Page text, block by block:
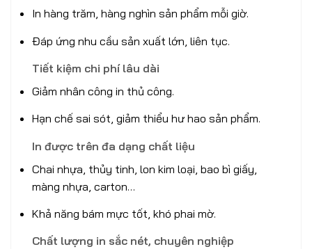
In hàng trăm, hàng nghìn sản phẩm mỗi giờ.
Đáp ứng nhu cầu sản xuất lớn, liên tục.
Tiết kiệm chi phí lâu dài
Giảm nhân công in thủ công.
Hạn chế sai sót, giảm thiểu hư hao sản phẩm.
In được trên đa dạng chất liệu
Chai nhựa, thủy tinh, lon kim loại, bao bì giấy,
màng nhựa, carton…
Khả năng bám mực tốt, khó phai mờ.
Chất lượng in sắc nét, chuyên nghiệp